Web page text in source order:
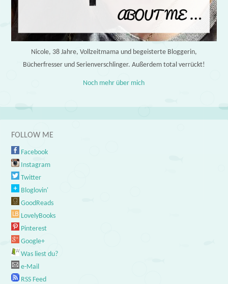
Nicole, 38 Jahre, Vollzeitmama und begeisterte Bloggerin,
Bücherfresser und Serienverschlinger. Außerdem total verrückt!
Noch mehr über mich
FOLLOW ME
Facebook
Instagram
Twitter
Bloglovin'
GoodReads
LovelyBooks
Pinterest
Google+
Was liest du?
e-Mail
RSS Feed